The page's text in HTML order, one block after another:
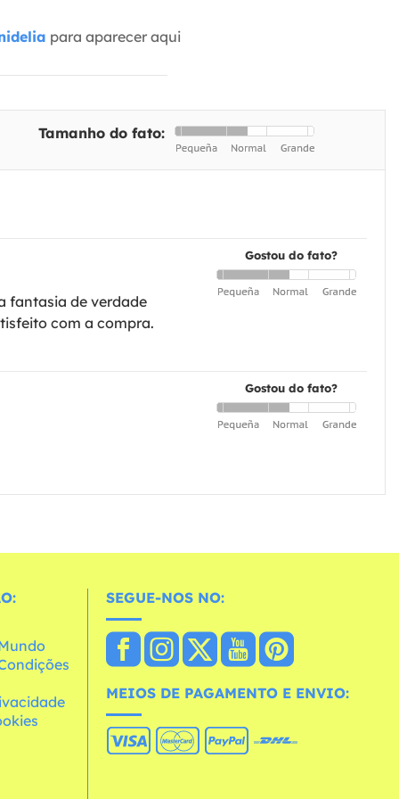
para aparecer aqui
Tamanho do fato:
Gostou do fato?
fantasia de verdade
com a compra.
Gostou do fato?
SEGUE-NOS NO:
MEIOS DE PAGAMENTO E ENVIO: